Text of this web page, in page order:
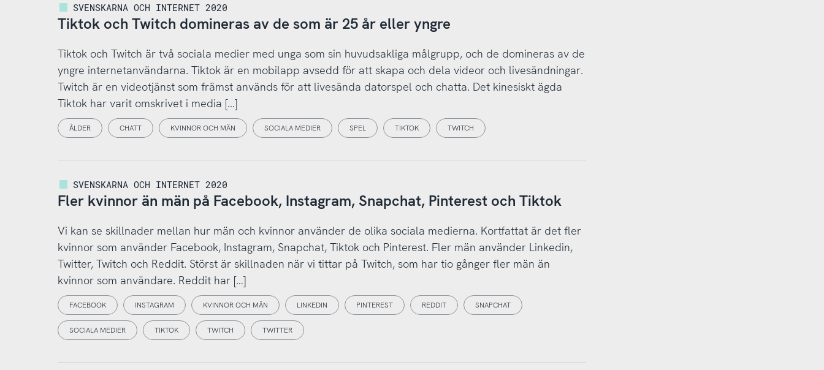
SVENSKARNA OCH INTERNET 2020
Tiktok och Twitch domineras av de som är 25 år eller yngre
Tiktok och Twitch är två sociala medier med unga som sin huvudsakliga målgrupp, och de domineras av de
yngre internetanvändarna. Tiktok är en mobilapp avsedd för att skapa och dela videor och livesändningar.
Twitch är en videotjänst som främst används för att livesända datorspel och chatta. Det kinesiskt ägda
Tiktok har varit omskrivet i media […]
ÅLDER CHATT KVINNOR OCH MÄN SOCIALA MEDIER SPEL TIKTOK TWITCH
SVENSKARNA OCH INTERNET 2020
Fler kvinnor än män på Facebook, Instagram, Snapchat, Pinterest och Tiktok
Vi kan se skillnader mellan hur män och kvinnor använder de olika sociala medierna. Kortfattat är det fler
kvinnor som använder Facebook, Instagram, Snapchat, Tiktok och Pinterest. Fler män använder Linkedin,
Twitter, Twitch och Reddit. Störst är skillnaden när vi tittar på Twitch, som har tio gånger fler män än
kvinnor som användare. Reddit har […]
FACEBOOK INSTAGRAM KVINNOR OCH MÄN LINKEDIN PINTEREST REDDIT SNAPCHAT
SOCIALA MEDIER TIKTOK TWITCH TWITTER